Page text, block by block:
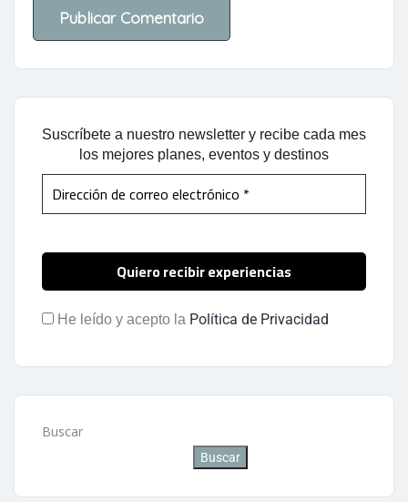
Suscríbete a nuestro newsletter y recibe cada mes
los mejores planes, eventos y destinos
He leído y acepto la Política de Privacidad
Buscar
Buscar